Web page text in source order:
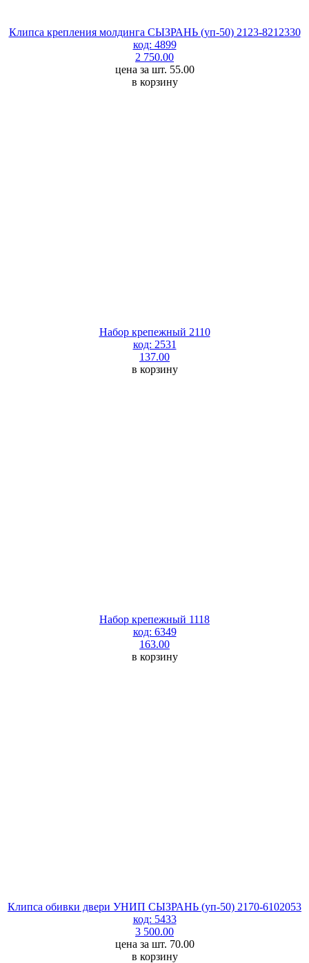
Клипса крепления молдинга СЫЗРАНЬ (уп-50) 2123-8212330
код: 4899
2 750.00
цена за шт. 55.00
в корзину
Набор крепежный 2110
код: 2531
137.00
в корзину
Набор крепежный 1118
код: 6349
163.00
в корзину
Клипса обивки двери УНИП СЫЗРАНЬ (уп-50) 2170-6102053
код: 5433
3 500.00
цена за шт. 70.00
в корзину